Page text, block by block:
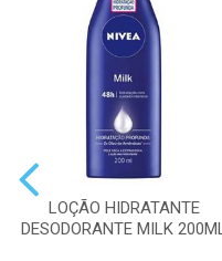
LOÇÃO HIDRATANTE
DESODORANTE MILK 200ML